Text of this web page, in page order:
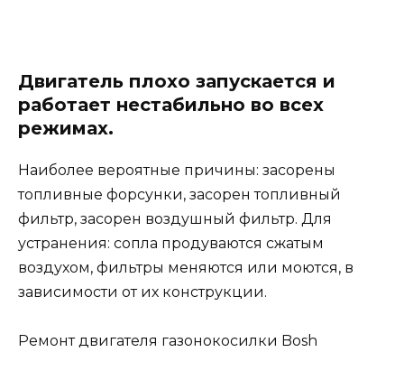
Двигатель плохо запускается и
работает нестабильно во всех
режимах.
Наиболее вероятные причины: засорены
топливные форсунки, засорен топливный
фильтр, засорен воздушный фильтр. Для
устранения: сопла продуваются сжатым
воздухом, фильтры меняются или моются, в
зависимости от их конструкции.
Ремонт двигателя газонокосилки Bosh